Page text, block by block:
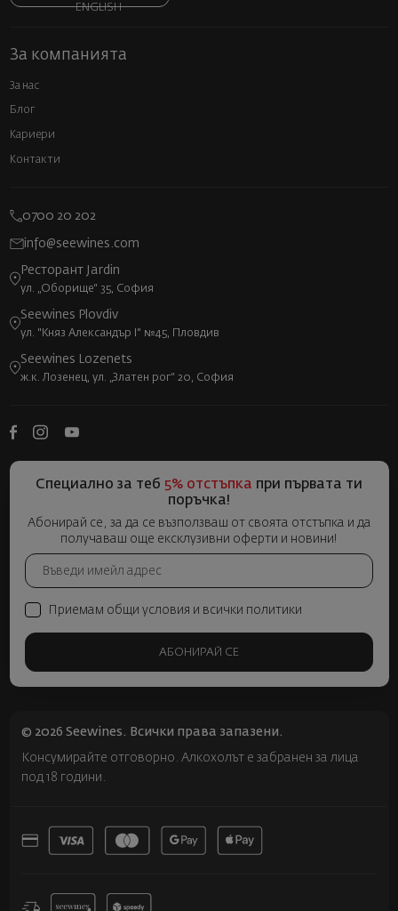
ENGLISH
За компанията
За нас
Блог
Кариери
Контакти
0700 20 202
info@seewines.com
Ресторант Jardin
ул. „Оборище“ 35, София
Seewines Plovdiv
ул. "Княз Александър I" №45, Пловдив
Seewines Lozenets
ж.к. Лозенец, ул. „Златен рог“ 20, София
Специално за теб 5% отстъпка при първата ти
поръчка!
Абонирай се, за да се възползваш от своята отстъпка и да
получаваш още ексклузивни оферти и новини!
Приемам общи условия и всички политики
АБОНИРАЙ СЕ
© 2026 Seewines. Всички права запазени.
Консумирайте отговорно. Алкохолът е забранен за лица
под 18 години.